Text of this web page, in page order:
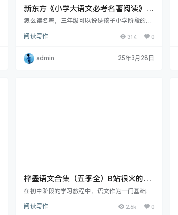
新东方《小学大语文必考名著阅读》一
二两季 mp3格式
怎么读名著，三年级可以说是孩子小学阶段的一
注拼音的纯阅读内容，比较偏重于培养孩子的阅
开始有考试需求。上了三年级以后，孩子学习的
知识点难度就会增加，语文中的阅读理解的难度
阅读写作 314 0
admin 25年3月28日
梓墨语文合集（五季全）B站很火的资
源
在初中阶段的学习旅程中，语文作为一门基础且
学素养、思维能力等多方面重任。梓墨说语文初
阅读写作 2.6k 0